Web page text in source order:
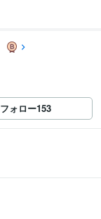
フォロー153